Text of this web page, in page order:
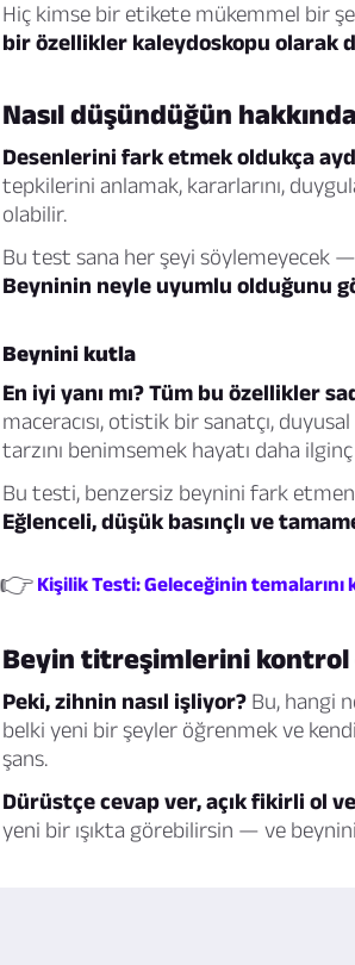
Hiç kimse bir etikete mükemmel bir
bir özellikler kaleydoskopu olarak
Nasıl düşündüğün
Desenlerini fark etmek oldukça
tepkilerini anlamak, kararlarını,
olabilir.
Bu test sana her şeyi söylemeyecek —
Beyninin neyle uyumlu olduğunu
Beynini kutla
En iyi yanı mı? Tüm bu özellikler
maceracısı, otistik bir sanatçı,
tarzını benimsemek hayatı daha ilginç
Bu testi, benzersiz beynini fark
Eğlenceli, düşük basınçlı ve
👉 Kişilik Testi: Geleceğinin temalarını
Beyin titreşimlerini kontrol
Peki, zihnin nasıl işliyor? Bu, hangi
belki yeni bir şeyler öğrenmek ve
şans.
Dürüstçe cevap ver, açık fikirli ol
yeni bir ışıkta görebilirsin — ve